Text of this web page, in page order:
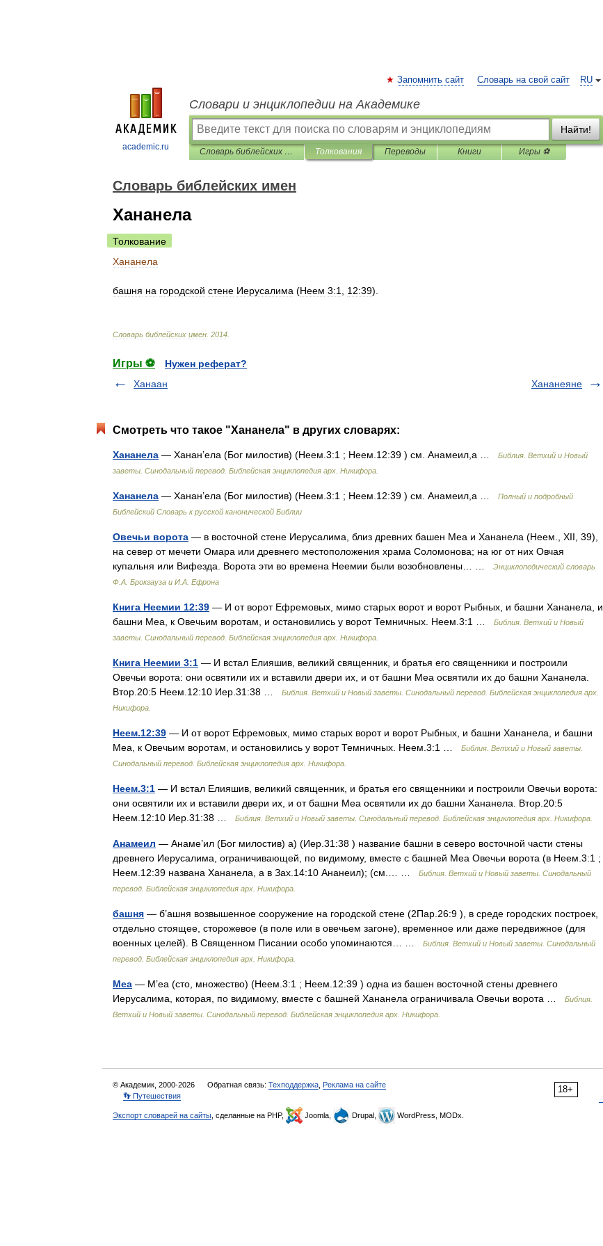
academic.ru
RU
Запомнить сайт Словарь на свой сайт
Словари и энциклопедии на Академике
Найти!
Словарь библейских имен Толкования Переводы Книги Игры ⚽
Словарь библейских имен
Хананела
Толкование
Хананела
башня на городской стене Иерусалима (Неем 3:1 12:39).
Словарь библейских имен 2014
Игры ⚽
Нужен реферат?
Ханаан
Хананеяне
Смотреть что такое "Хананела" в других словарях:
Хананела — Ханан’ела (Бог милостив) (Неем.3:1 ; Неем.12:39 ) см. Анамеил,а …
Библия. Ветхий и Новый
заветы. Синодальный перевод. Библейская энциклопедия арх. Никифора.
Хананела — Ханан’ела (Бог милостив) (Неем.3:1 ; Неем.12:39 ) см. Анамеил,а …
Полный и подробный
Библейский Словарь к русской канонической Библии
Овечьи ворота — в восточной стене Иерусалима, близ древних башен Меа и Хананела (Неем., XII, 39),
на север от мечети Омара или древнего местоположения храма Соломонова; на юг от них Овчая
купальня или Вифезда. Ворота эти во времена Неемии были возобновлены… …
Энциклопедический словарь
Ф.А. Брокгауза и И.А. Ефрона
Книга Неемии 12:39 — И от ворот Ефремовых, мимо старых ворот и ворот Рыбных, и башни Хананела, и
башни Меа, к Овечьим воротам, и остановились у ворот Темничных. Неем.3:1 …
Библия. Ветхий и Новый
заветы. Синодальный перевод. Библейская энциклопедия арх. Никифора.
Книга Неемии 3:1 — И встал Елияшив, великий священник, и братья его священники и построили
Овечьи ворота: они освятили их и вставили двери их, и от башни Меа освятили их до башни Хананела.
Втор.20:5 Неем.12:10 Иер.31:38 …
Библия. Ветхий и Новый заветы. Синодальный перевод. Библейская энциклопедия арх.
Никифора.
Неем.12:39 — И от ворот Ефремовых, мимо старых ворот и ворот Рыбных, и башни Хананела, и башни
Меа, к Овечьим воротам, и остановились у ворот Темничных. Неем.3:1 …
Библия. Ветхий и Новый заветы.
Синодальный перевод. Библейская энциклопедия арх. Никифора.
Неем.3:1 — И встал Елияшив, великий священник, и братья его священники и построили Овечьи ворота:
они освятили их и вставили двери их, и от башни Меа освятили их до башни Хананела. Втор.20:5
Неем.12:10 Иер.31:38 …
Библия. Ветхий и Новый заветы. Синодальный перевод. Библейская энциклопедия арх. Никифора.
Анамеил — Анаме’ил (Бог милостив) а) (Иер.31:38 ) название башни в северо восточной части стены
древнего Иерусалима, ограничивающей, по видимому, вместе с башней Меа Овечьи ворота (в Неем.3:1 ;
Неем.12:39 названа Хананела, а в Зах.14:10 Ананеил); (см.… …
Библия. Ветхий и Новый заветы. Синодальный
перевод. Библейская энциклопедия арх. Никифора.
башня — б’ашня возвышенное сооружение на городской стене (2Пар.26:9 ), в среде городских построек,
отдельно стоящее, сторожевое (в поле или в овечьем загоне), временное или даже передвижное (для
военных целей). В Священном Писании особо упоминаются… …
Библия. Ветхий и Новый заветы. Синодальный
перевод. Библейская энциклопедия арх. Никифора.
Меа — М’еа (сто, множество) (Неем.3:1 ; Неем.12:39 ) одна из башен восточной стены древнего
Иерусалима, которая, по видимому, вместе с башней Хананела ограничивала Овечьи ворота …
Библия.
Ветхий и Новый заветы. Синодальный перевод. Библейская энциклопедия арх. Никифора.
18+
© Академик, 2000-2026 Обратная связь: Техподдержка Реклама на сайте
👣 Путешествия
Экспорт словарей на сайты , сделанные на PHP, Joomla, Drupal, WordPress, MODx.